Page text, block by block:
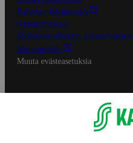
Palvelun käyttöehdot
Saavutettavuus
Mobiilisovelluksen saavutettavuus
Mainostajalle
Muuta evästeasetuksia
S-ryhmän palvelut